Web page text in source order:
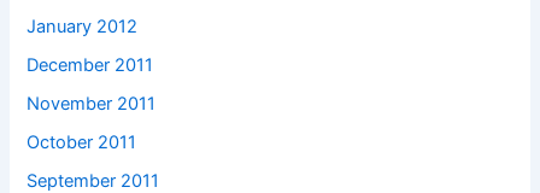
January 2012
December 2011
November 2011
October 2011
September 2011